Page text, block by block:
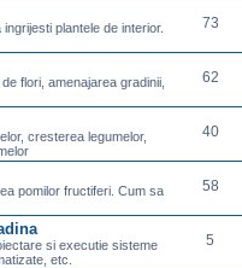
plantele de interior.
73
flori, amenajarea gradinii,
62
cresterea legumelor,
40
pomilor fructiferi. Cum sa
58
si executie sisteme
etc.
5